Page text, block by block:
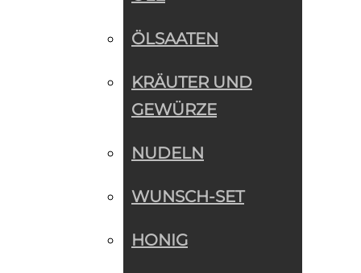
ÖLSAATEN
KRÄUTER UND
GEWÜRZE
NUDELN
WUNSCH-SET
HONIG